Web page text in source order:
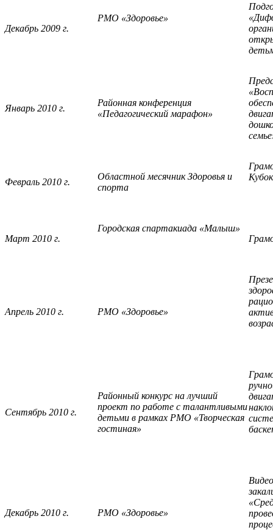
Декабрь 2009 г.
РМО «Здоровье»
Январь 2010 г.
Районная конференция
«Педагогический марафон»
Февраль 2010 г.
Областной месячник Здоровья и
спорта
Март 2010 г.
Городская спартакиада «Малыш»
Апрель 2010 г. РМО «Здоровье»
Сентябрь 2010 г.
Районный конкурс на лучший
проект по работе с талантливыми
детьми в рамках РМО «Творческая
гостиная»
Декабрь 2010 г. РМО «Здоровье»